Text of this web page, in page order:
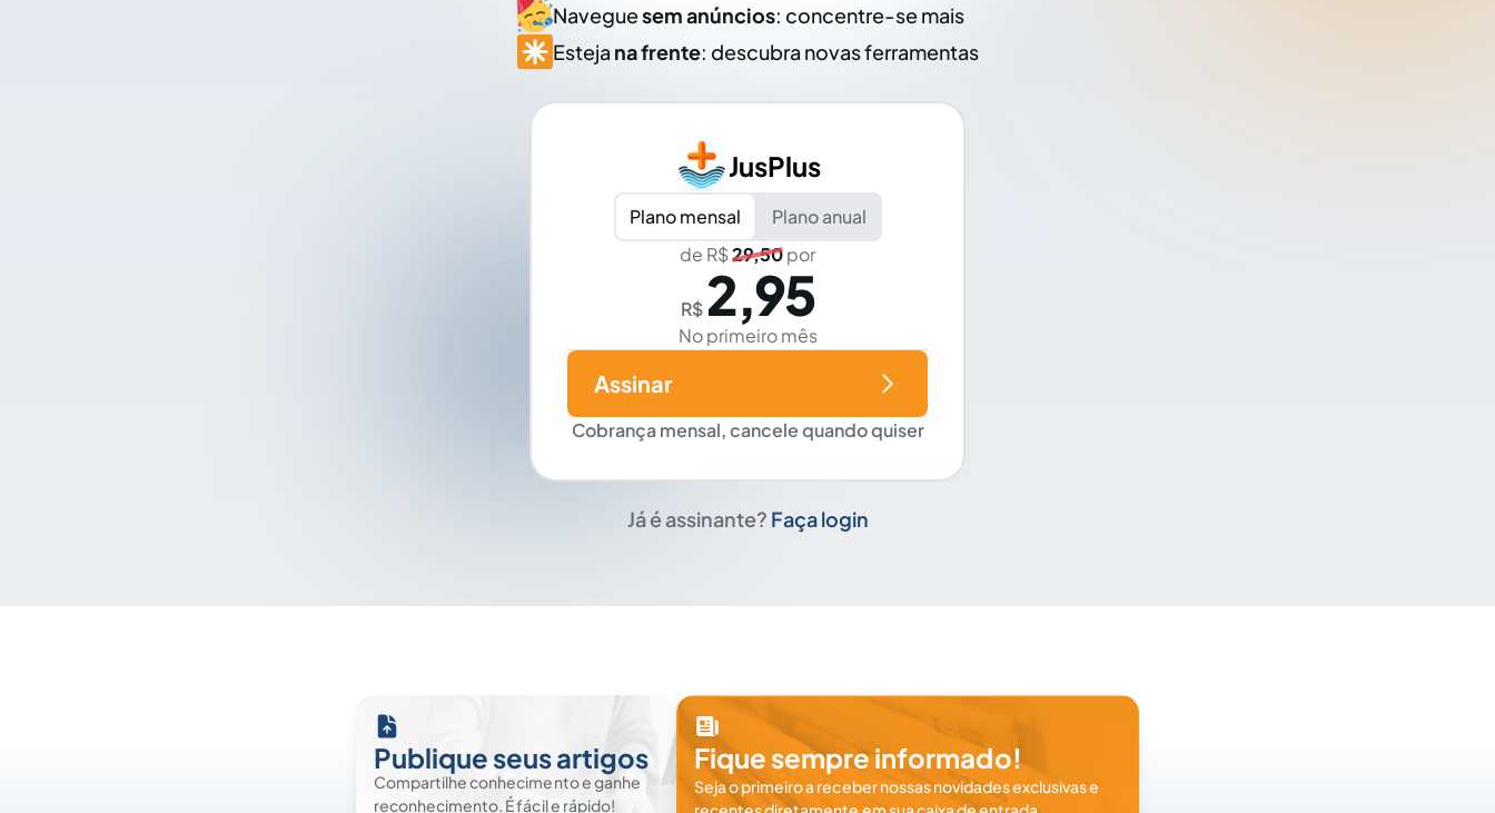
Naveguesem anúncios: concentre-se mais
Esteja na frente: descubra novas ferramentas
JusPlus
Plano mensal
Plano anual
de R$29,50por
R$ 2,95
No primeiro mês
Cobrança mensal, cancele quando quiser
Assinar
Já é assinante? Faça login
Publique seus artigos
Compartilhe conhecimento e ganhe
reconhecimento. É fácil e rápido!
Fique sempre informado!
Seja o primeiro a receber nossas novidades exclusivas e